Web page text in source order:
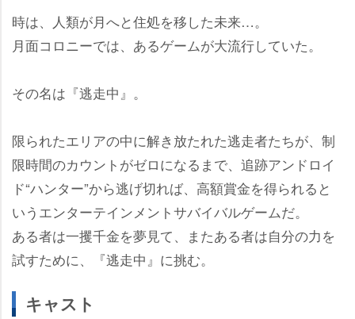
時は、人類が月へと住処を移した未来…。
月面コロニーでは、あるゲームが大流行していた。
その名は『逃走中』。
限られたエリアの中に解き放たれた逃走者たちが、制
限時間のカウントがゼロになるまで、追跡アンドロイ
ド“ハンター”から逃げ切れば、高額賞金を得られると
いうエンターテインメントサバイバルゲームだ。
ある者は一攫千金を夢見て、またある者は自分の力を
試すために、『逃走中』に挑む。
キャスト